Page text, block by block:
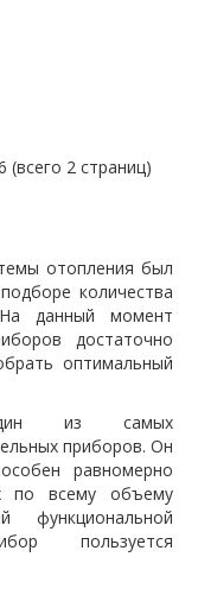
года
(всего 2 страниц)
отопления был
количества
данный момент
достаточно
оптимальный
из самых
приборов. Он
равномерно
по всему объему
функциональной
пользуется